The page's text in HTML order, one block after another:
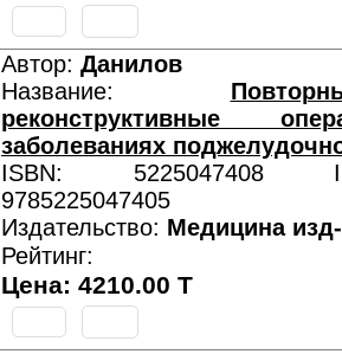
Автор: Данилов
Название:
реконструктивные
заболеваниях
ISBN: 5225047408
9785225047405
Издательство: Медицина
Рейтинг:
Цена: 4210.00 T